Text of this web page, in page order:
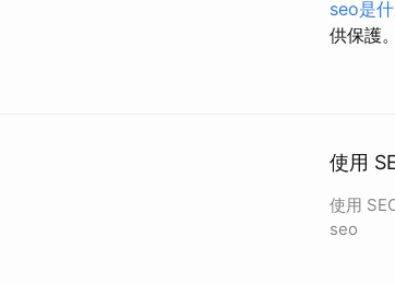
seo是
供保護。
使用
使用
seo